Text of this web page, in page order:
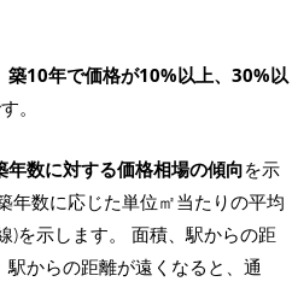
築10年で価格が10%以上、30%以
。
年数に対する価格相場の傾向を示
年数に応じた単位㎡当たりの平均
)を示します。 面積、駅からの距
からの距離が遠くなると、通